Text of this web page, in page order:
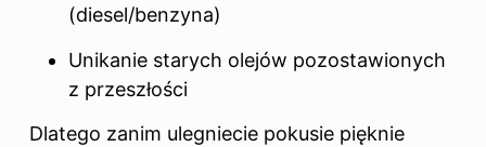
(diesel/benzyna)
Unikanie starych olejów pozostawionych
z przeszłości
Dlatego zanim ulegniecie pokusie pięknie